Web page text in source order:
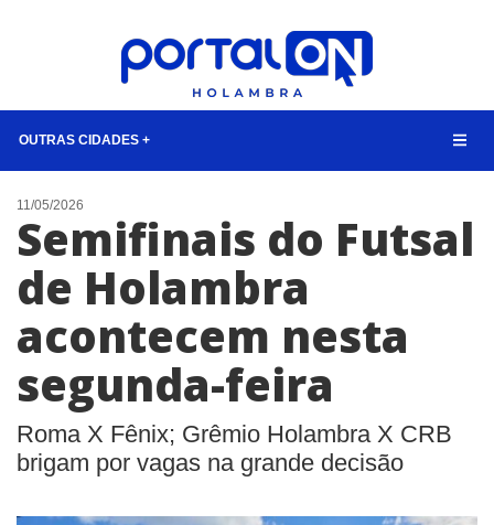
OUTRAS CIDADES +
NOTÍCIAS
LISTA DIGITAL
TELEFONES ÚTEIS
ANUNCIE
11/05/2026
Semifinais do Futsal
de Holambra
acontecem nesta
segunda-feira
Roma X Fênix; Grêmio Holambra X CRB
brigam por vagas na grande decisão